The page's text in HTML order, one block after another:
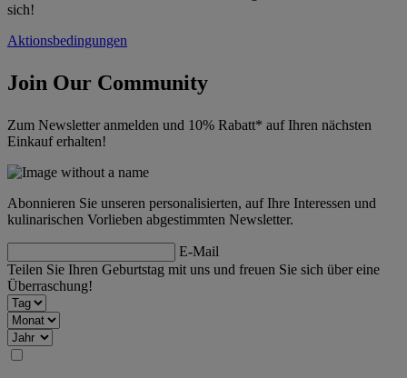
sich!
Aktionsbedingungen
Join Our Community
Zum Newsletter anmelden und 10% Rabatt* auf Ihren nächsten
Einkauf erhalten!
Abonnieren Sie unseren personalisierten, auf Ihre Interessen und
kulinarischen Vorlieben abgestimmten Newsletter.
E-Mail
Teilen Sie Ihren Geburtstag mit uns und freuen Sie sich über eine
Überraschung!